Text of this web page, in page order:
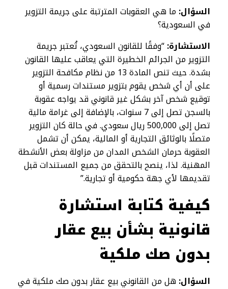
السؤال: ما هي العقوبات المترتبة على جريمة التزوير
في السعودية؟
الاستشارة:“وفقًا للقانون السعودي، تُعتبر جريمة
التزوير من الجرائم الخطيرة التي يعاقب عليها القانون
بشدة. حيث تنص المادة 13 من نظام مكافحة التزوير
على أن أي شخص يقوم بتزوير مستندات رسمية أو
توقيع شخص آخر بشكل غير قانوني قد يواجه عقوبة
بالسجن تصل إلى 7 سنوات، بالإضافة إلى غرامة مالية
تصل إلى 500,000 ريال سعودي. في حالة كان التزوير
متصلًا بالوثائق التجارية أو المالية، يمكن أن تشمل
العقوبة حرمان الشخص المدان من مزاولة بعض الأنشطة
المهنية. لذا، ينصح بالتحقق من جميع المستندات قبل
تقديمها لأي جهة حكومية أو تجارية.”
كيفية كتابة استشارة
قانونية بشأن بيع عقار
بدون صك ملكية
السؤال:هل من القانوني بيع عقار بدون صك ملكية في